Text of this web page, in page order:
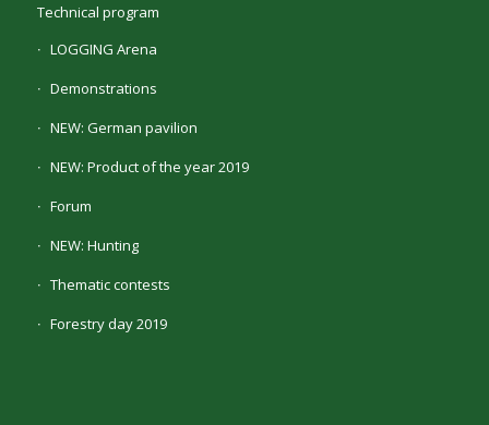
Technical program
LOGGING Arena
Demonstrations
NEW: German pavilion
NEW: Product of the year 2019
Forum
NEW: Hunting
Thematic contests
Forestry day 2019